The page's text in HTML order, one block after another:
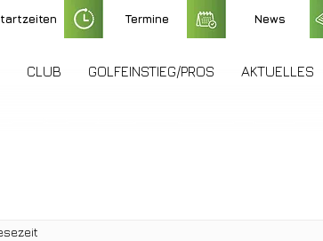
Termine News
CLUB GOLFEINSTIEG/PROS AKTUELLES